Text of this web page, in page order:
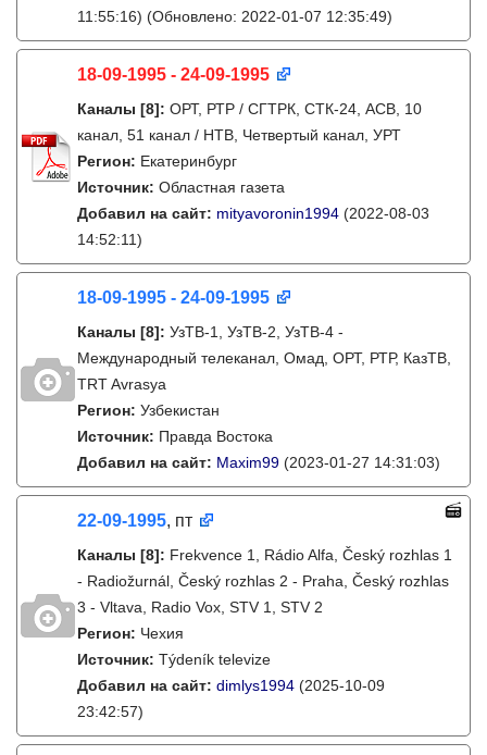
11:55:16) (Обновлено: 2022-01-07 12:35:49)
18-09-1995 - 24-09-1995
Каналы [8]: ОРТ, РТР / СГТРК, СТК-24, АСВ, 10
канал, 51 канал / НТВ, Четвертый канал, УРТ
Регион: Екатеринбург
Источник: Областная газета
Добавил на сайт: mityavoronin1994 (2022-08-03
14:52:11)
18-09-1995 - 24-09-1995
Каналы [8]: УзТВ-1, УзТВ-2, УзТВ-4 -
Международный телеканал, Омад, ОРТ, РТР, КазТВ,
TRT Avrasya
Регион: Узбекистан
Источник: Правда Востока
Добавил на сайт: Maxim99 (2023-01-27 14:31:03)
22-09-1995, пт
Каналы [8]: Frekvence 1, Rádio Alfa, Český rozhlas 1
- Radiožurnál, Český rozhlas 2 - Praha, Český rozhlas
3 - Vltava, Radio Vox, STV 1, STV 2
Регион: Чехия
Источник: Týdeník televize
Добавил на сайт: dimlys1994 (2025-10-09
23:42:57)